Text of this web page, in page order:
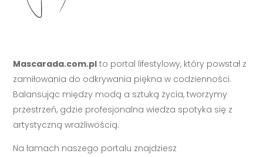
Mascarada.com.pl to portal lifestylowy, który powstał z
zamiłowania do odkrywania piękna w codzienności.
Balansując między modą a sztuką życia, tworzymy
przestrzeń, gdzie profesjonalna wiedza spotyka się z
artystyczną wrażliwością.
Na łamach naszego portalu znajdziesz